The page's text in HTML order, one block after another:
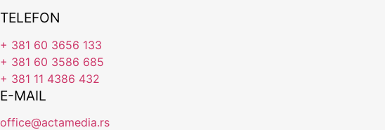
TELEFON
+ 381 60 3656 133
+ 381 60 3586 685
+ 381 11 4386 432
E-MAIL
office@actamedia.rs